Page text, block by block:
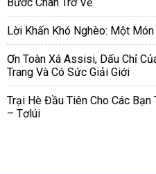
Lời Khấn Khó Nghèo: Một
Ơn Toàn Xá Assisi, Dấu Chỉ
Trang Và Có Sức Giải Giới
Trại Hè Đầu Tiên Cho Các
– Tơlúi